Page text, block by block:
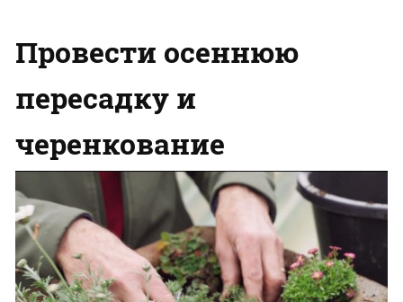
Провести осеннюю
пересадку и
черенкование